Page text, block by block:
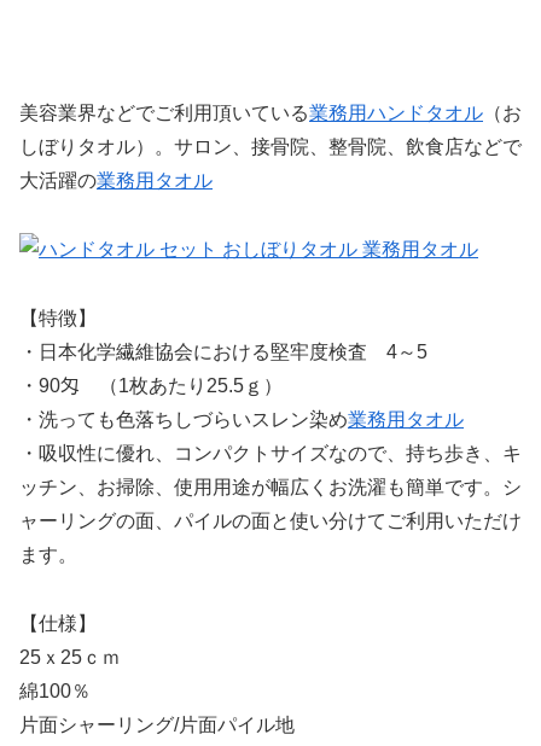
美容業界などでご利用頂いている業務用ハンドタオル （お
しぼりタオル）。サロン、接骨院、整骨院、飲食店などで
大活躍の業務用タオル
【特徴】
・日本化学繊維協会における堅牢度検査 4～5
・90匁 （1枚あたり25.5ｇ）
・洗っても色落ちしづらいスレン染め業務用タオル
・吸収性に優れ、コンパクトサイズなので、持ち歩き、キ
ッチン、お掃除、使用用途が幅広くお洗濯も簡単です。シ
ャーリングの面、パイルの面と使い分けてご利用いただけ
ます。
【仕様】
25ｘ25ｃｍ
綿100％
片面シャーリング/片面パイル地